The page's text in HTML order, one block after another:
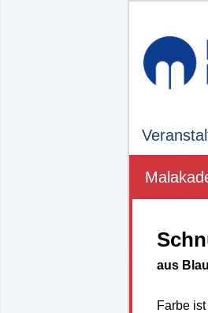
aus
Farbe